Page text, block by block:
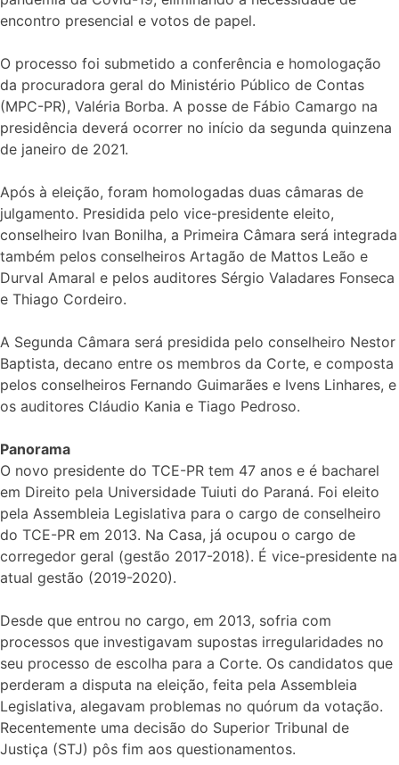
encontro presencial e votos de papel.
O processo foi submetido a conferência e homologação
da procuradora geral do Ministério Público de Contas
(MPC-PR), Valéria Borba. A posse de Fábio Camargo na
presidência deverá ocorrer no início da segunda quinzena
de janeiro de 2021.
Após à eleição, foram homologadas duas câmaras de
julgamento. Presidida pelo vice-presidente eleito,
conselheiro Ivan Bonilha, a Primeira Câmara será integrada
também pelos conselheiros Artagão de Mattos Leão e
Durval Amaral e pelos auditores Sérgio Valadares Fonseca
e Thiago Cordeiro.
A Segunda Câmara será presidida pelo conselheiro Nestor
Baptista, decano entre os membros da Corte, e composta
pelos conselheiros Fernando Guimarães e Ivens Linhares, e
os auditores Cláudio Kania e Tiago Pedroso.
Panorama
O novo presidente do TCE-PR tem 47 anos e é bacharel
em Direito pela Universidade Tuiuti do Paraná. Foi eleito
pela Assembleia Legislativa para o cargo de conselheiro
do TCE-PR em 2013. Na Casa, já ocupou o cargo de
corregedor geral (gestão 2017-2018). É vice-presidente na
atual gestão (2019-2020).
Desde que entrou no cargo, em 2013, sofria com
processos que investigavam supostas irregularidades no
seu processo de escolha para a Corte. Os candidatos que
perderam a disputa na eleição, feita pela Assembleia
Legislativa, alegavam problemas no quórum da votação.
Recentemente uma decisão do Superior Tribunal de
Justiça (STJ) pôs fim aos questionamentos.